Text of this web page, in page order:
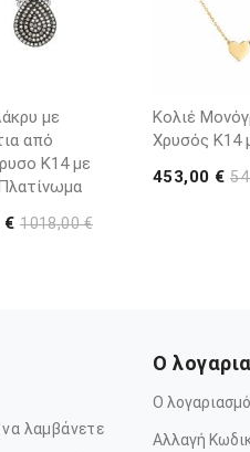
με
από
K14 με
€1018,00 €
Κολιέ
Χρυσός Κ14
453,00 €
λαμβάνετε
Ο
Ο
Αλλαγή